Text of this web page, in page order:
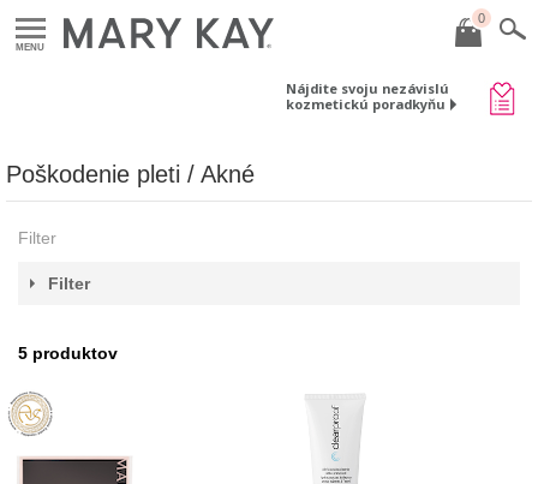
MENU
0
Nájdite svoju nezávislú
kozmetickú poradkyňu
Poškodenie pleti / Akné
Filter
Filter
5 produktov